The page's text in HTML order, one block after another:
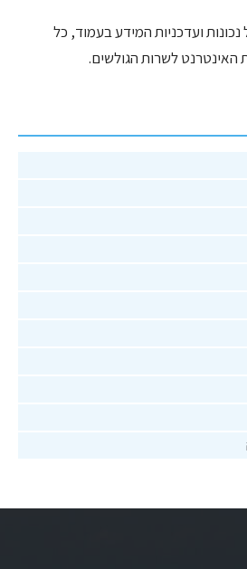
ועדכניות המידע בעמוד, כל
לשרות הגולשים.